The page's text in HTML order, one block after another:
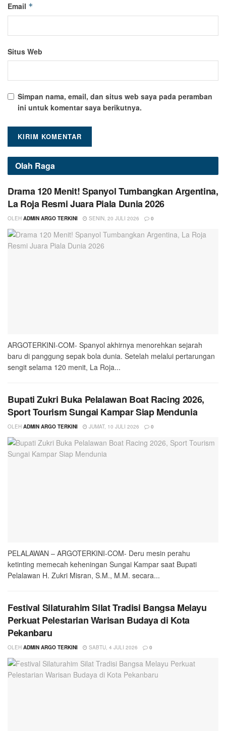
Email *
Situs Web
Simpan nama, email, dan situs web saya pada peramban
ini untuk komentar saya berikutnya.
Olah Raga
Drama 120 Menit! Spanyol Tumbangkan Argentina,
La Roja Resmi Juara Piala Dunia 2026
OLEH ADMIN ARGO TERKINI SENIN, 20 JULI 2026 0
ARGOTERKINI-COM- Spanyol akhirnya menorehkan sejarah
baru di panggung sepak bola dunia. Setelah melalui pertarungan
sengit selama 120 menit, La Roja...
Bupati Zukri Buka Pelalawan Boat Racing 2026,
Sport Tourism Sungai Kampar Siap Mendunia
OLEH ADMIN ARGO TERKINI JUMAT, 10 JULI 2026 0
PELALAWAN – ARGOTERKINI-COM- Deru mesin perahu
ketinting memecah keheningan Sungai Kampar saat Bupati
Pelalawan H. Zukri Misran, S.M., M.M. secara...
Festival Silaturahim Silat Tradisi Bangsa Melayu
Perkuat Pelestarian Warisan Budaya di Kota
Pekanbaru
OLEH ADMIN ARGO TERKINI SABTU, 4 JULI 2026 0